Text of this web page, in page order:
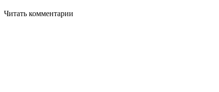
Читать комментарии